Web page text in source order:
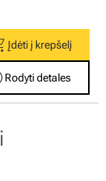
Įdėti į krepšelį
Rodyti detales